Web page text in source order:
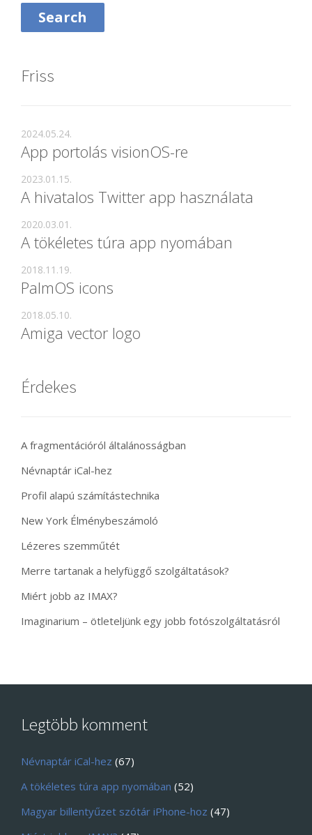
Friss
App portolás visionOS-re
2024.05.24.
A hivatalos Twitter app használata
2023.01.15.
A tökéletes túra app nyomában
2020.03.01.
PalmOS icons
2018.11.19.
Amiga vector logo
2018.05.10.
Érdekes
A fragmentációról általánosságban
Névnaptár iCal-hez
Profil alapú számítástechnika
New York Élménybeszámoló
Lézeres szemműtét
Merre tartanak a helyfüggő szolgáltatások?
Miért jobb az IMAX?
Imaginarium – ötleteljünk egy jobb fotószolgáltatásról
Legtöbb komment
Névnaptár iCal-hez (67)
A tökéletes túra app nyomában (52)
Magyar billentyűzet szótár iPhone-hoz (47)